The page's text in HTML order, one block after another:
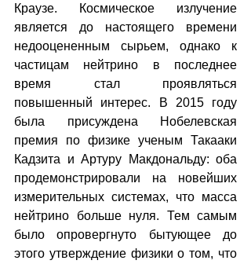
Краузе. Космическое излучение
является до настоящего времени
недооцененным сырьем, однако к
частицам нейтрино в последнее
время стал проявляться
повышенный интерес. В 2015 году
была присуждена Нобелевская
премия по физике ученым Такааки
Кадзита и Артуру Макдональду: оба
продемонстрировали на новейших
измерительных системах, что масса
нейтрино больше нуля. Тем самым
было опровергнуто бытующее до
этого утверждение физики о том, что